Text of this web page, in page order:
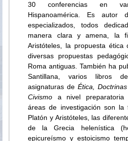
30 conferencias en
Hispanoamérica. Es autor
especializados, todos
manera clara y amena, la
Aristóteles, la propuesta ética
diversas propuestas
Roma antiguas. También ha
Santillana, varios libros
asignaturas deÉtica,
Civismo a nivel preparatoria
áreas de investigación son la
Platón y Aristóteles, las
de la Grecia helenística
epicureísmo y estoicismo